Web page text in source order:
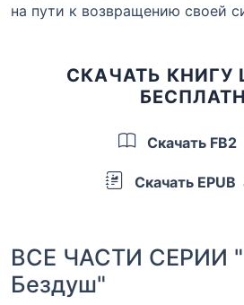
на пути к возвращению своей
СКАЧАТЬ КНИГУ
Скачать FB2
Скачать EPUB
ВСЕ ЧАСТИ СЕРИИ
Бездуш"